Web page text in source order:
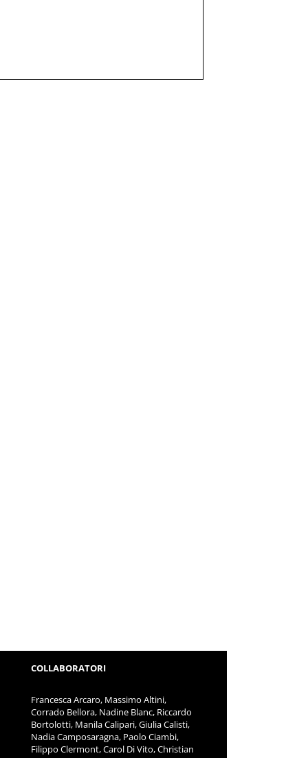
COLLABORATORI
Francesca Arcaro, Massimo Altini,
Corrado Bellora, Nadine Blanc, Riccardo
Bortolotti, Manila Calipari, Giulia Calisti,
Nadia Camposaragna, Paolo Ciambi,
Filippo Clermont, Carol Di Vito, Christian